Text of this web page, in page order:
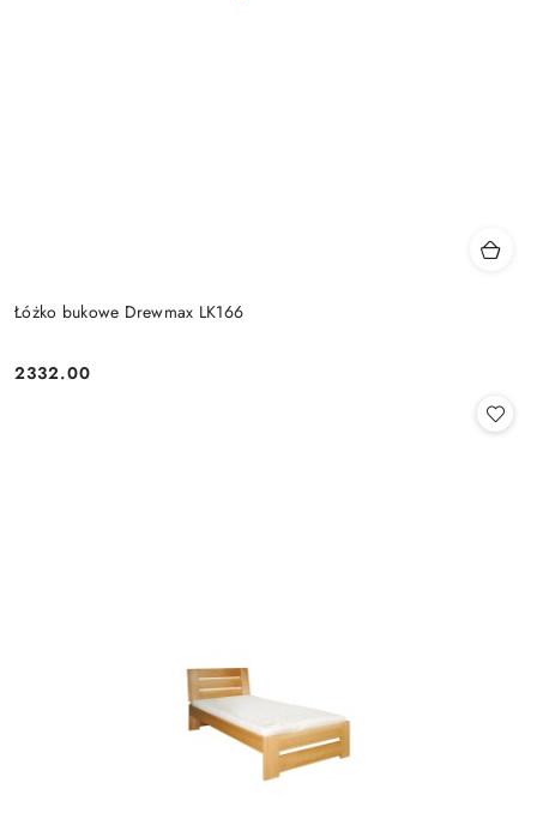
Łóżko bukowe Drewmax LK166
Cena:
2332.00